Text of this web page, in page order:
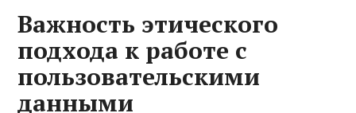
Важность этического
подхода к работе с
пользовательскими
данными